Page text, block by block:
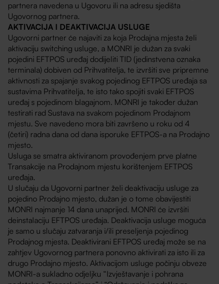
partnera navedena u Ugovoru ili na adresu sjedišta
Ugovornog partnera.
AKTIVACIJA I DEAKTIVACIJA USLUGE
Ugovorni partner će najaviti za koja Prodajna mjesta želi
aktivaciju switching usluge, a MONRI je dužan za svaki
pojedini EFTPOS uređaj dodijeliti TID (jedinstvena oznaka
terminala) dobiven od Prihvatitelja, te izvršiti sve pripremne
aktivnosti za spajanje svakog pojedinog EFTPOS uređaja sa
sustavima Prihvatitelja, te isto tako spojiti svaki EFTPOS
uređaj s pojedinom blagajnom. MONRI je također dužan
testirati rad Sustava na svakom pojedinom Prodajnom
mjestu. Sve navedeno mora biti završeno u roku od 4
(četiri) radna dana od dana isporuke EFTPOS-a na Prodajno
mjesto.
Usluga se smatra aktiviranom provođenjem prve platne
Transakcije na Prodajnom mjestu korištenjem EFTPOS
uređaja.
U slučaju da Ugovorni partner želi deaktivaciju usluge za
pojedino Prodajno mjesto, dužan je o tome obavijestiti
MONRI najmanje 14 dana unaprijed. MONRI će izvršiti
deinstalaciju EFTPOS uređaja. Deaktivacija usluge moguća
je samo u slučaju zatvaranja i/ili preseljenja pojedinog
Prodajnog mjesta. Deaktivirani EFTPOS uređaj može se na
zahtjev Ugovornog partnera ponovno aktivirati za isto ili za
drugo Prodajno mjesto. Aktivacijom usluge počinju obveze
MONRI-a sukladno odjeljku “Izvještavanje i pohrana